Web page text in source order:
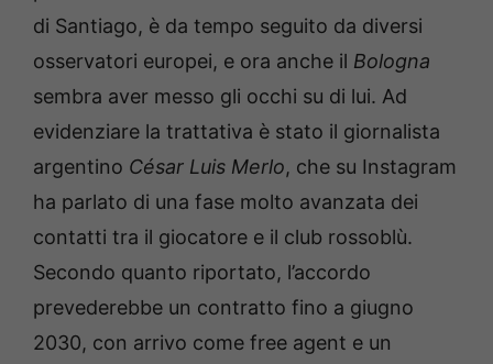
di Santiago, è da tempo seguito da diversi
osservatori europei, e ora anche il Bologna
sembra aver messo gli occhi su di lui. Ad
evidenziare la trattativa è stato il giornalista
argentino César Luis Merlo, che su Instagram
ha parlato di una fase molto avanzata dei
contatti tra il giocatore e il club rossoblù.
Secondo quanto riportato, l’accordo
prevederebbe un contratto fino a giugno
2030, con arrivo come free agent e un